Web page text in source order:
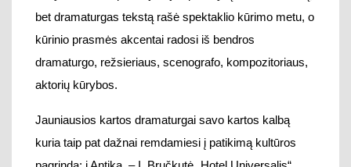
tekste Faetono mitą perkelia į šiuolaikinį pasaulį,į
senuosius įvairių tautų mitus, svarbius A. Špilevojui,
sukūrusiam „12 gramų į šiaurę“,į Bibliją, – G.
Labanauskaitės pjesėje „Raudoni batraiščiai“ brolių
likimai kelia asociacijas su Kaino ir Abelio istorija,
Kavtaradzės „ Keletas pokalbių apie (Kristų)“
krikščionybė neafišuojama, glūdi labai gilioje